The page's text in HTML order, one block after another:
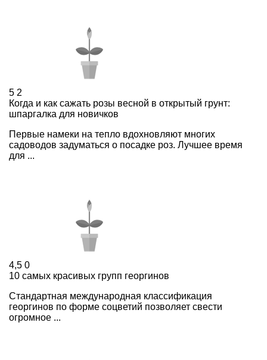
5 2
Когда и как сажать розы весной в открытый грунт:
шпаргалка для новичков
Первые намеки на тепло вдохновляют многих
садоводов задуматься о посадке роз. Лучшее время
для ...
4,5 0
10 самых красивых групп георгинов
Стандартная международная классификация
георгинов по форме соцветий позволяет свести
огромное ...